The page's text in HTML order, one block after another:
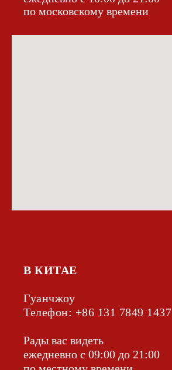
по московскому времени
В КИТАЕ
Гуанчжоу
Телефон: +86 131 7849 1437‬
Рады вас видеть
ежедневно с 09:00 до 21:00